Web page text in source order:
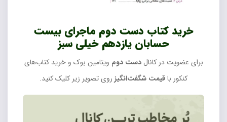
خرید کتاب دست دوم ماجرای بیست
حسابان یازدهم خیلی سبز
برای عضویت در کانالدست دوم ویتامین بوک و خرید کتاب‌های
کنکور باقیمت شگفت‌انگیز روی تصویر زیر کلیک کنید.